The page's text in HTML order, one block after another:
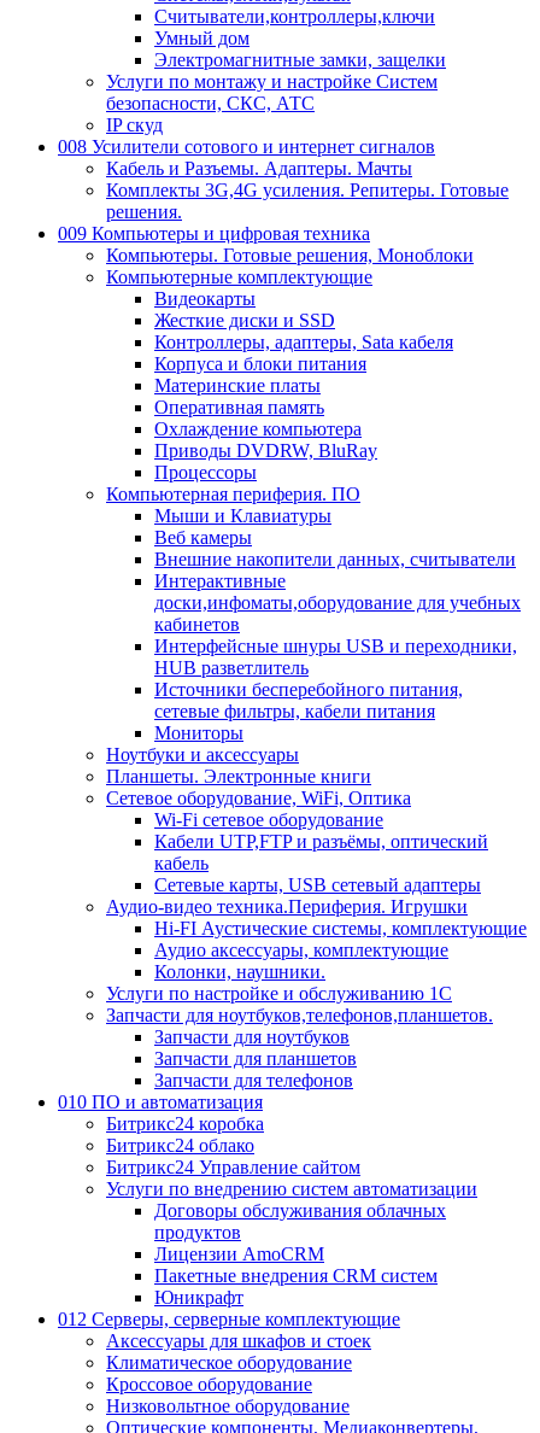
Считыватели,контроллеры,ключи
Умный дом
Электромагнитные замки, защелки
Услуги по монтажу и настройке Систем
безопасности, СКС, АТС
IP скуд
008 Усилители сотового и интернет сигналов
Кабель и Разъемы. Адаптеры. Мачты
Комплекты 3G,4G усиления. Репитеры. Готовые
решения.
009 Компьютеры и цифровая техника
Компьютеры. Готовые решения, Моноблоки
Компьютерные комплектующие
Видеокарты
Жесткие диски и SSD
Контроллеры, адаптеры, Sata кабеля
Корпуса и блоки питания
Материнские платы
Оперативная память
Охлаждение компьютера
Приводы DVDRW, BluRay
Процессоры
Компьютерная периферия. ПО
Мыши и Клавиатуры
Веб камеры
Внешние накопители данных, считыватели
Интерактивные
доски,инфоматы,оборудование для учебных
кабинетов
Интерфейсные шнуры USB и переходники,
HUB разветлитель
Источники бесперебойного питания,
сетевые фильтры, кабели питания
Мониторы
Ноутбуки и аксессуары
Планшеты. Электронные книги
Сетевое оборудование, WiFi, Оптика
Wi-Fi сетевое оборудование
Кабели UTP,FTP и разъёмы, оптический
кабель
Сетевые карты, USB сетевый адаптеры
Аудио-видео техника.Периферия. Игрушки
Hi-FI Аустические системы, комплектующие
Аудио аксессуары, комплектующие
Колонки, наушники.
Услуги по настройке и обслуживанию 1С
Запчасти для ноутбуков,телефонов,планшетов.
Запчасти для ноутбуков
Запчасти для планшетов
Запчасти для телефонов
010 ПО и автоматизация
Битрикс24 коробка
Битрикс24 облако
Битрикс24 Управление сайтом
Услуги по внедрению систем автоматизации
Договоры обслуживания облачных
продуктов
Лицензии AmoCRM
Пакетные внедрения CRM систем
Юникрафт
012 Серверы, серверные комплектующие
Аксессуары для шкафов и стоек
Климатическое оборудование
Кроссовое оборудование
Низковольтное оборудование
Оптические компоненты, Медиаконвертеры,